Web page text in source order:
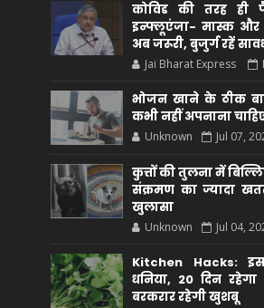
कोविड की तरह ही
इन्फ्लूएंजा- मास्क और
अब जरूरी, बुजुर्ग रहें
Jai Bharat Express
भोजन खाने के ठीक
कभी नहीं अपनाना
Unknown Jul 07,
कुत्तों की तुलना में
संक्रमण का ज्यादा
खुलासा
Unknown Jul 04,
Kitchen Hacks:
धनिया, 20 दिन
बरकरार रहेगी खुशबू